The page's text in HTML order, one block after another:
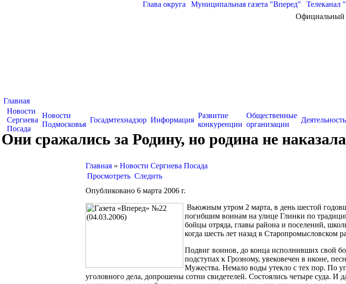
Глава округа Муниципальная газета "Вперед"
Телеканал
Официальный
Главная
Новости
Сергиева
Посада
Новости
Подмосковья
Госадмтехнадзор Информация
Развитие
конкуренции
Общественные
организации
Деятельность
Они сражались за Родину, но родина не
Главная » Новости Сергиева Посада
Просмотреть Следить
Опубликовано 6 марта 2006 г.
Вьюжным утром 2 марта, в день шестой
погибшим воинам на улице Глинки по
бойцы отряда, главы района и поселений,
когда шесть лет назад в Старопромысловском
Подвиг воинов, до конца исполнивших свой
подступах к Грозному, увековечен в иконе,
Мужества. Немало воды утекло с тех пор. По
уголовного дела, допрошены сотни свидетелей. Состоялись четыре суда.